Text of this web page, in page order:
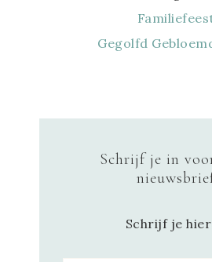
Gegolfd
Schrijf je in
Schrijf je